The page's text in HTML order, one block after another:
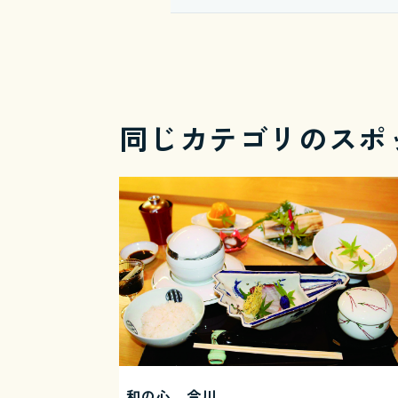
同じカテゴリのスポ